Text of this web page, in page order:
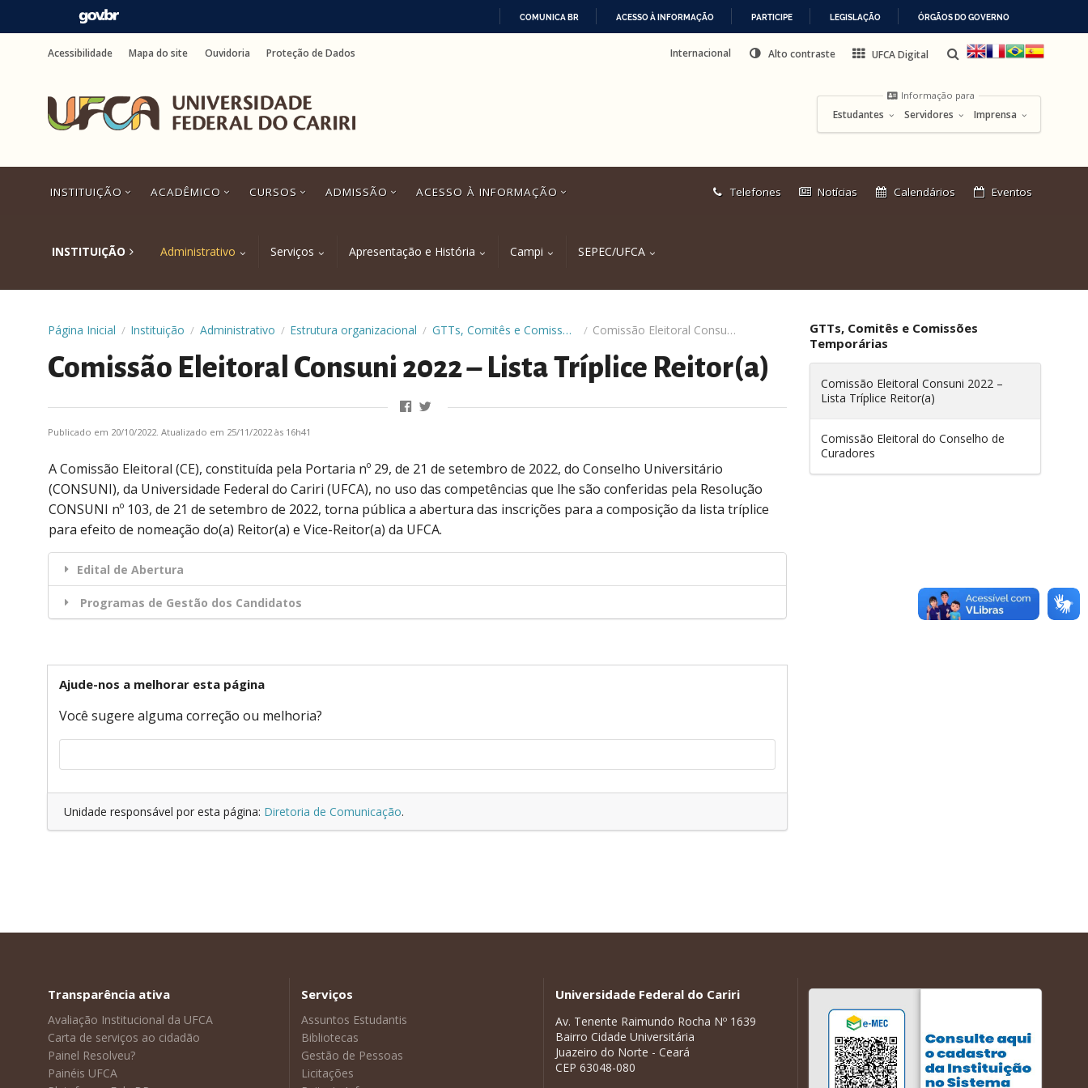
COMUNICA BR ACESSO À INFORMAÇÃO PARTICIPE LEGISLAÇÃO ÓRGÃOS DO GOVERNO
para
para
busca
rodapé
Acessibilidade Mapa do site Ouvidoria Proteção de Dados Internacional Alto contraste UFCA Digital
Informação para
Estudantes Servidores Imprensa
INSTITUIÇÃO ACADÊMICO CURSOS ADMISSÃO ACESSO À INFORMAÇÃO
Link
Telefones Notícias Calendários Eventos
INSTITUIÇÃO Administrativo Serviços Apresentação e História Campi SEPEC/UFCA
Página Inicial / Instituição / Administrativo / Estrutura organizacional / GTTs, Comitês e Comissões Temporárias / Comissão Eleitoral Consuni 2022 – Lista Tríplice Reitor(a)
Comissão Eleitoral Consuni 2022 – Lista Tríplice Reitor(a)
Publicado em 20/10/2022. Atualizado em 25/11/2022 às 16h41
A Comissão Eleitoral (CE), constituída pela Portaria nº 29, de 21 de setembro de 2022, do Conselho Universitário
(CONSUNI), da Universidade Federal do Cariri (UFCA), no uso das competências que lhe são conferidas pela Resolução
CONSUNI nº 103, de 21 de setembro de 2022, torna pública a abertura das inscrições para a composição da lista tríplice
para efeito de nomeação do(a) Reitor(a) e Vice-Reitor(a) da UFCA.
Edital de Abertura
Programas de Gestão dos Candidatos
Ajude-nos a melhorar esta página
Você sugere alguma correção ou melhoria?
Unidade responsável por esta página: Diretoria de Comunicação.
GTTs, Comitês e Comissões
Temporárias
Comissão Eleitoral Consuni 2022 –
Lista Tríplice Reitor(a)
Comissão Eleitoral do Conselho de
Curadores
Transparência ativa
Avaliação Institucional da UFCA
Carta de serviços ao cidadão
Painel Resolveu?
Painéis UFCA
Serviços
Assuntos Estudantis
Bibliotecas
Gestão de Pessoas
Licitações
Universidade Federal do Cariri
Av. Tenente Raimundo Rocha Nº 1639
Bairro Cidade Universitária
Juazeiro do Norte - Ceará
CEP 63048-080